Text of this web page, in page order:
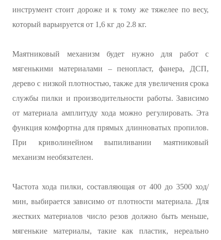
инструмент стоит дороже и к тому же тяжелее по весу,
который варьируется от 1,6 кг до 2.8 кг.
Маятниковый механизм будет нужно для работ с
мягенькими материалами – пенопласт, фанера, ДСП,
дерево с низкой плотностью, также для увеличения срока
службы пилки и производительности работы. Зависимо
от материала амплитуду хода можно регулировать. Эта
функция комфортна для прямых длинноватых пропилов.
При криволинейном выпиливании маятниковый
механизм необязателен.
Частота хода пилки, составляющая от 400 до 3500 ход/
мин, выбирается зависимо от плотности материала. Для
жестких материалов число резов должно быть меньше,
мягенькие материалы, такие как пластик, нереально